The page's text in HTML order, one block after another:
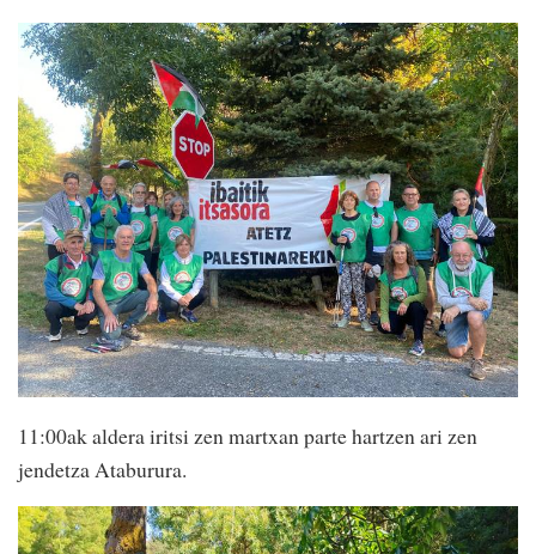
11:00ak aldera iritsi zen martxan parte hartzen ari zen
jendetza Ataburura.